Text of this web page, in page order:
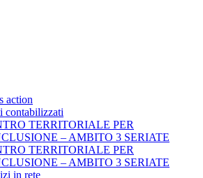
action
contabilizzati
TERRITORIALE PER
– AMBITO 3 SERIATE
TERRITORIALE PER
– AMBITO 3 SERIATE
in rete